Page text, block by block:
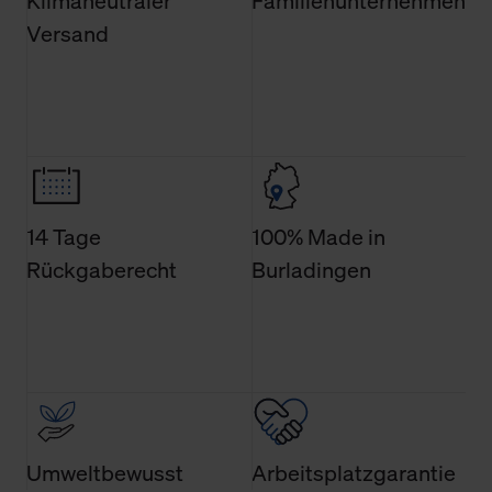
allgemeine Informationen über Cookies einsehen. Über
Wirkung für die Zukunft widerrufen. Der Widerruf der
Einwilligung hat jedoch keine Auswirkung auf die
bisherigen Einstellungen und die damit verbundene
Verwendung der Cookies sowie die bis zum Zeitpunkt der
Änderung gesammelten Daten.
Versand
14 Tage
Rückgaberecht
100% Made in
Burladingen
Umweltbewusst Arbeitsplatzgarantie